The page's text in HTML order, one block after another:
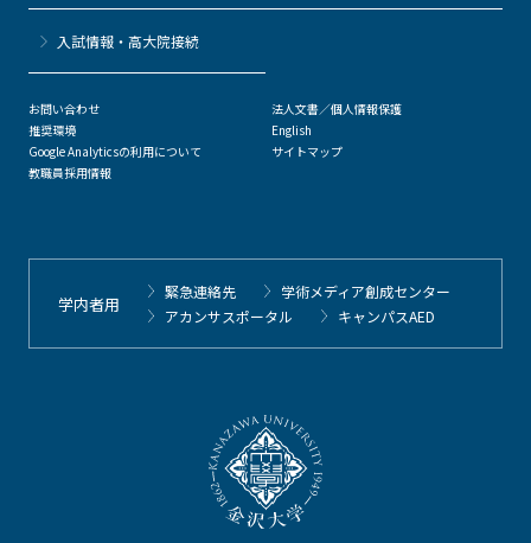
⼊試情報・高大院接続
お問い合わせ
推奨環境
Google Analyticsの利用について
教職員採用情報
法人文書／個人情報保護
English
サイトマップ
学内者用
緊急連絡先
学術メディア創成センター
アカンサスポータル
キャンパスAED